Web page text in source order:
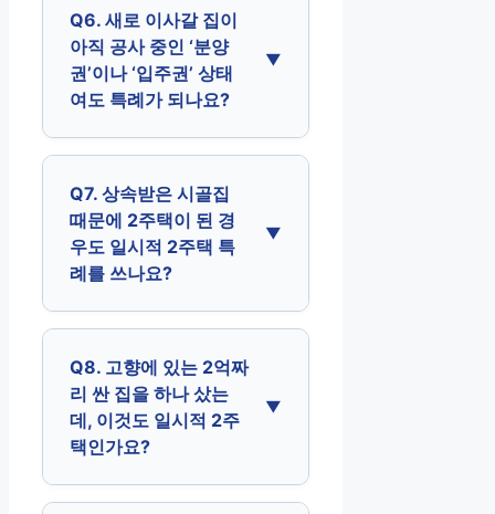
Q6. 새로 이사갈 집이
아직 공사 중인 ‘분양
권’이나 ‘입주권’ 상태
여도 특례가 되나요?
Q7. 상속받은 시골집
때문에 2주택이 된 경
우도 일시적 2주택 특
례를 쓰나요?
Q8. 고향에 있는 2억짜
리 싼 집을 하나 샀는
데, 이것도 일시적 2주
택인가요?